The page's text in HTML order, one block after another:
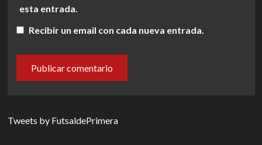
esta entrada.
Recibir un email con cada nueva entrada.
Tweets by FutsaldePrimera